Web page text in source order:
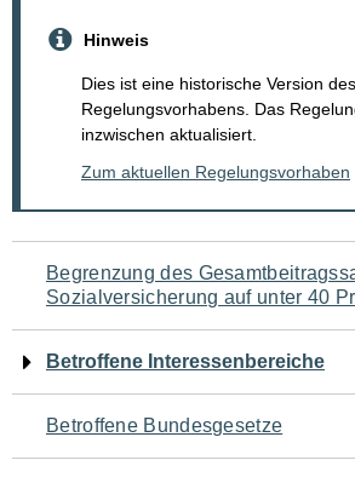
Hinweis
Dies ist eine historische Version des
Regelungsvorhabens. Das
inzwischen aktualisiert.
Zum aktuellen Regelungsvorhaben
Navigation
für
den
Seiteninhalt
Begrenzung des
Sozialversicherung auf unter 40
Betroffene Interessenbereiche
Betroffene Bundesgesetze